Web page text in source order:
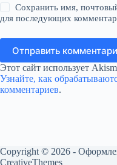
Сохранить имя,
для последующих
Отправить
Этот сайт использует
Узнайте, как
комментариев.
Copyright © 2026 -
CreativeThemes